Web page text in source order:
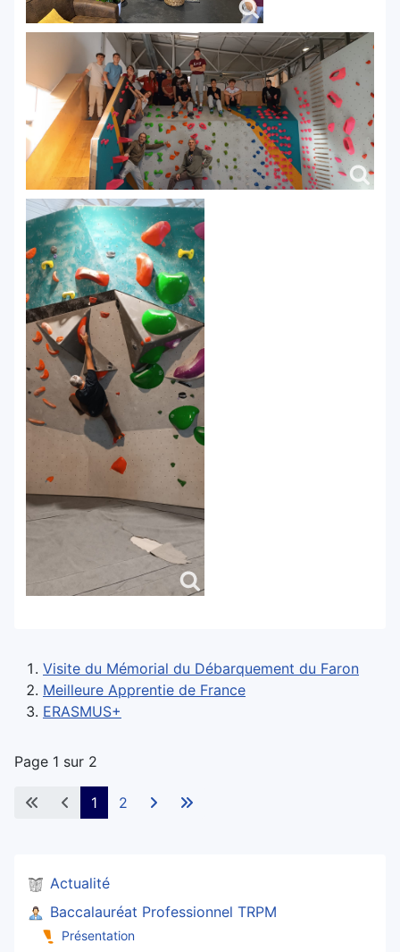
Visite du Mémorial du Débarquement du Faron
Meilleure Apprentie de France
ERASMUS+
Page 1 sur 2
1 2
Actualité
Baccalauréat Professionnel TRPM
Présentation